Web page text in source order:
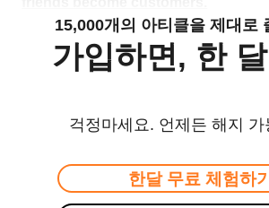
15,000개의 아티클을 제대로
가입하면, 한
걱정마세요. 언제든 해지 가
한달 무료 체험하기